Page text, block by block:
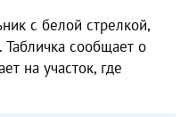
с белой стрелкой,
сообщает о
на участок, где